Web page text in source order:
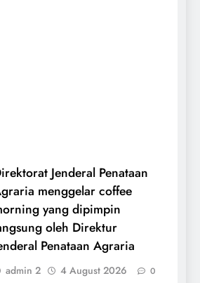
Jenderal Penataan
menggelar coffee
yang dipimpin
oleh Direktur
Penataan Agraria
admin 2 4 August 2026 0